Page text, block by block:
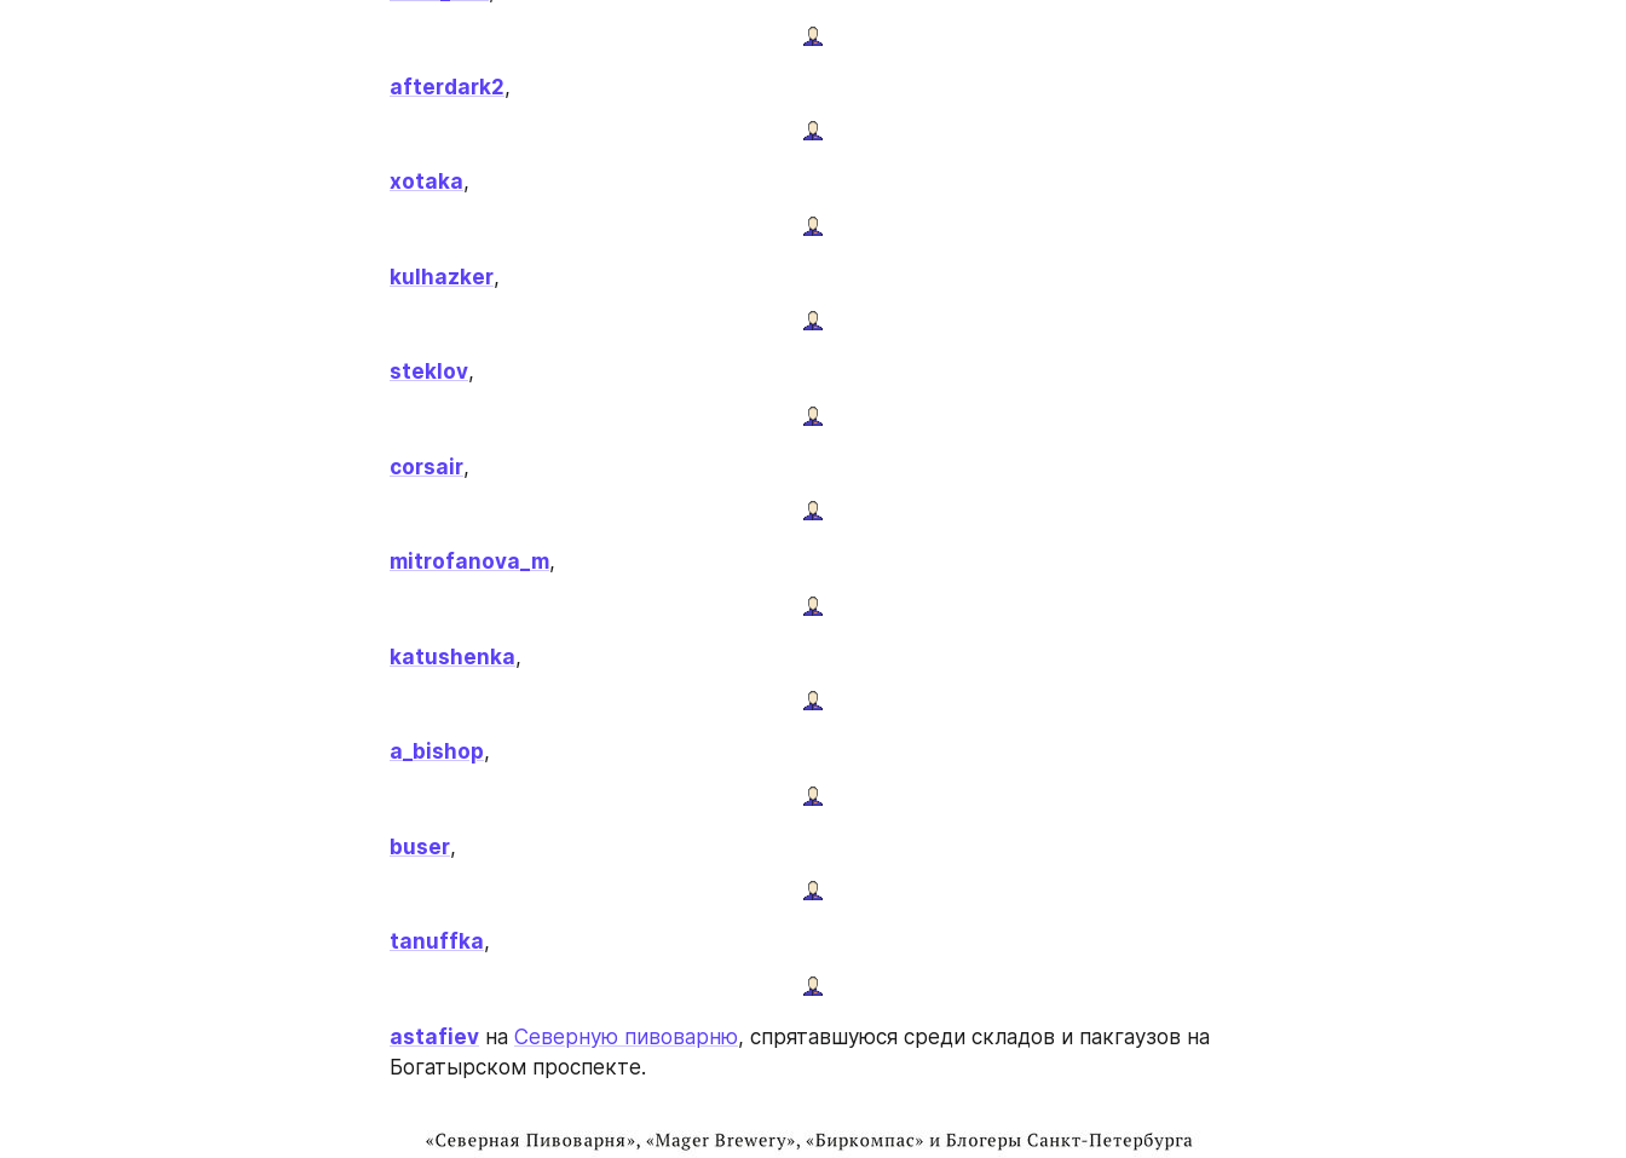
afterdark2,
xotaka,
kulhazker,
steklov,
corsair,
mitrofanova_m,
katushenka,
a_bishop,
buser,
tanuffka,
astafiev на Северную пивоварню, спрятавшуюся среди складов и пакгаузов на
Богатырском проспекте.